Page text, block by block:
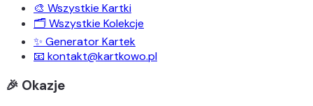
🎨 Wszystkie Kartki
🗂️ Wszystkie Kolekcje
✨ Generator Kartek
📧 kontakt@kartkowo.pl
🎉 Okazje